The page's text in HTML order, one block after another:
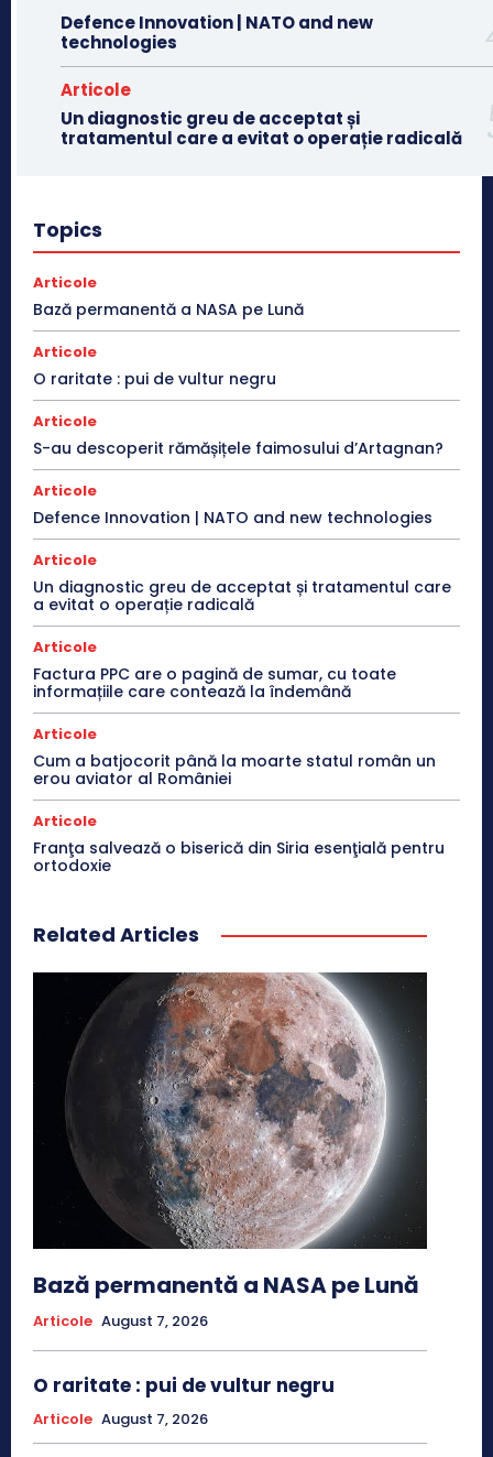
Defence Innovation | NATO and new
technologies
Articole
Un diagnostic greu de acceptat și
tratamentul care a evitat o operație radicală
Topics
Articole
Bază permanentă a NASA pe Lună
Articole
O raritate : pui de vultur negru
Articole
S-au descoperit rămășițele faimosului d’Artagnan?
Articole
Defence Innovation | NATO and new technologies
Articole
Un diagnostic greu de acceptat și tratamentul care
a evitat o operație radicală
Articole
Factura PPC are o pagină de sumar, cu toate
informațiile care contează la îndemână
Articole
Cum a batjocorit până la moarte statul român un
erou aviator al României
Articole
Franţa salvează o biserică din Siria esenţială pentru
ortodoxie
Related Articles
Bază permanentă a NASA pe Lună
Articole August 7, 2026
O raritate : pui de vultur negru
Articole August 7, 2026